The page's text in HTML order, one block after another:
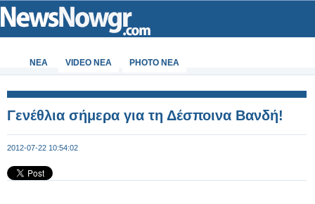
ΝΕΑ VIDEO NEA PHOTO NEA
Γενέθλια σήμερα για τη Δέσποινα Βανδή!
2012-07-22 10:54:02